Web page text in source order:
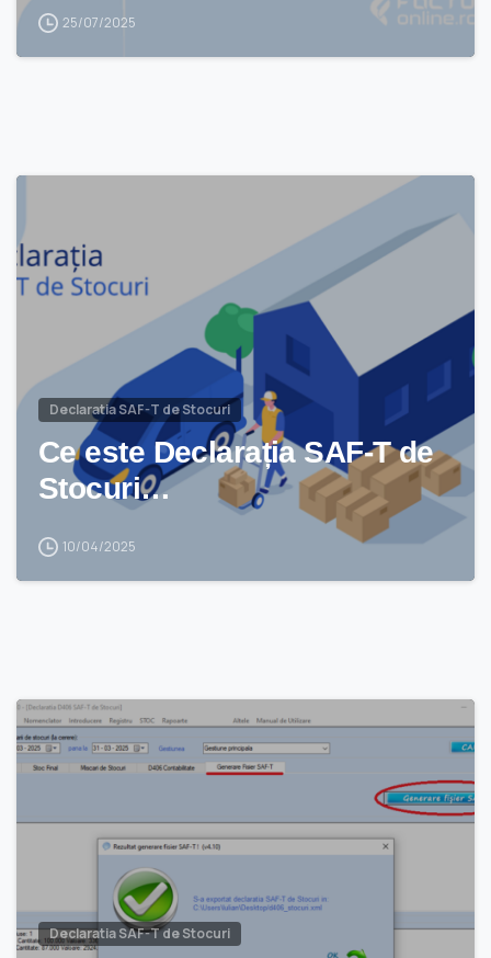
25/07/2025
Declaratia SAF-T de Stocuri
Ce este Declarația SAF-T de
Stocuri…
10/04/2025
Declaratia SAF-T de Stocuri